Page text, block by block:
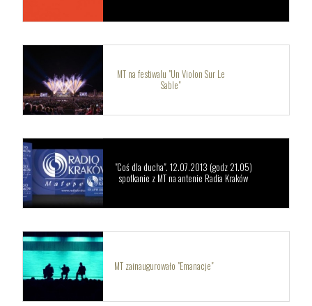
MT na festiwalu "Un Violon Sur Le
Sable"
"Coś dla ducha". 12.07.2013 (godz 21.05)
spotkanie z MT na antenie Radia Kraków
MT zainaugurowało "Emanacje"